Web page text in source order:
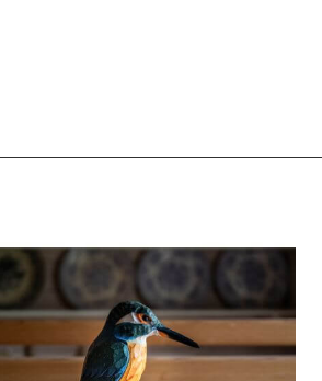
przez nie gromadzone były
opisanych szczegółowo w